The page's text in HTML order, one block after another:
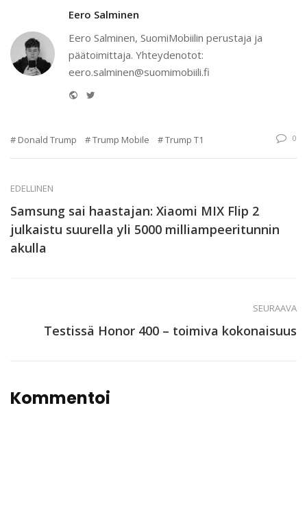
Eero Salminen
Eero Salminen, SuomiMobiilin perustaja ja
päätoimittaja. Yhteydenotot:
eero.salminen@suomimobiili.fi
Website
Donald Trump Trump Mobile Trump T1 0
EDELLINEN
Samsung sai haastajan: Xiaomi MIX Flip 2
julkaistu suurella yli 5000 milliampeeritunnin
akulla
SEURAAVA
Testissä Honor 400 – toimiva kokonaisuus
Kommentoi